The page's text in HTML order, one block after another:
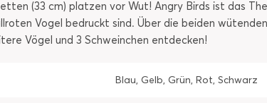
(33 cm) platzen vor Wut! Angry Birds ist das
Vogel bedruckt sind. Über die beiden
Vögel und 3 Schweinchen entdecken!
Blau, Gelb, Grün, Rot, Schwarz